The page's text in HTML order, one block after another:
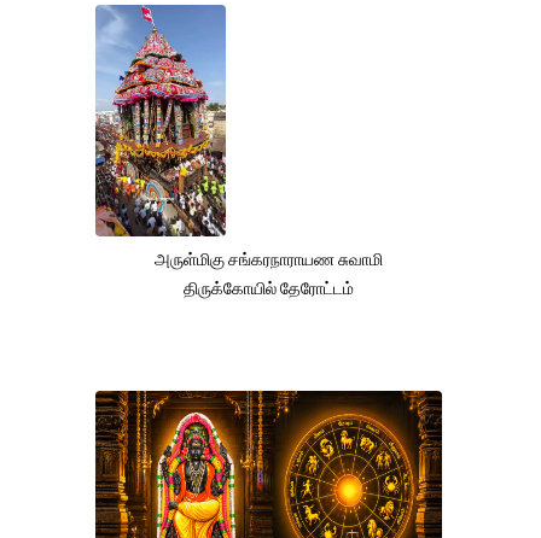
அருள்மிகு சங்கரநாராயண சுவாமி
திருக்கோயில் தேரோட்டம்